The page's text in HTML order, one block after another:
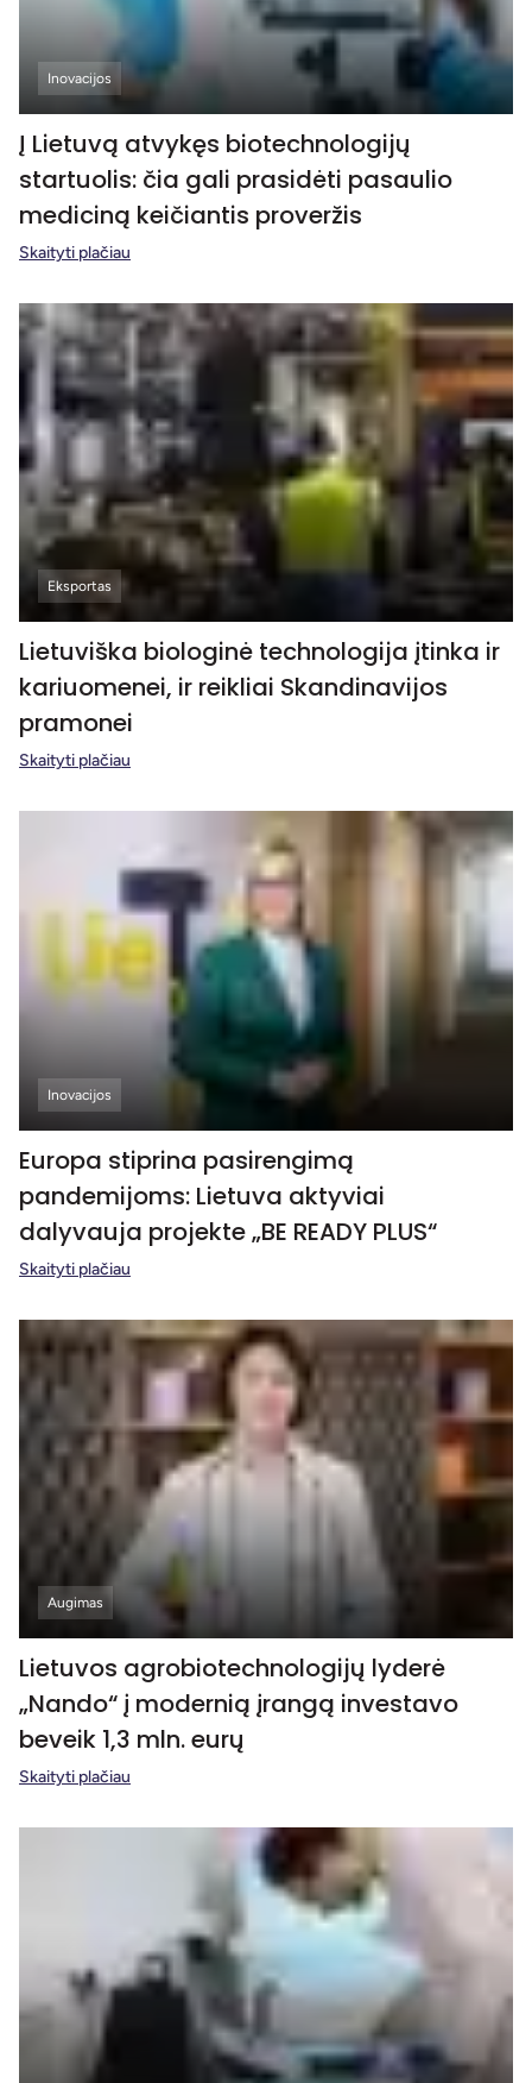
Inovacijos
Į Lietuvą atvykęs biotechnologijų
startuolis: čia gali prasidėti pasaulio
mediciną keičiantis proveržis
Skaityti plačiau
Eksportas
Lietuviška biologinė technologija įtinka ir
kariuomenei, ir reikliai Skandinavijos
pramonei
Skaityti plačiau
Inovacijos
Europa stiprina pasirengimą
pandemijoms: Lietuva aktyviai
dalyvauja projekte „BE READY PLUS“
Skaityti plačiau
Augimas
Lietuvos agrobiotechnologijų lyderė
„Nando“ į modernią įrangą investavo
beveik 1,3 mln. eurų
Skaityti plačiau